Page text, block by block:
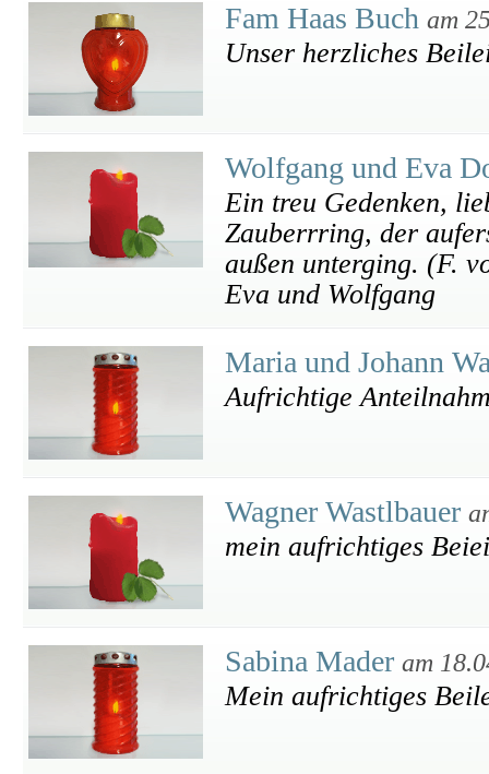
Fam Haas Buch am
Unser herzliches
Wolfgang und Eva
Ein treu Gedenken,
Zauberrring, der
außen unterging. (F.
Eva und Wolfgang
Maria und Johann
Aufrichtige
Wagner Wastlbauer
mein aufrichtiges
Sabina Mader am
Mein aufrichtiges